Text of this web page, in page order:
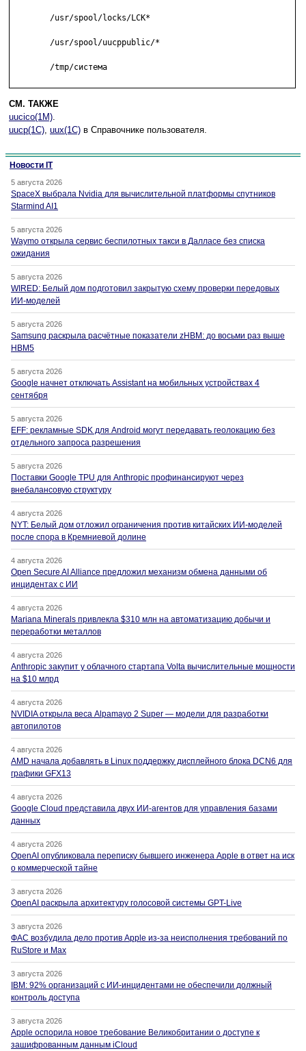
СМ. ТАКЖЕ
uucico(1M).
uucp(1C), uux(1C) в Справочнике пользователя.
Новости IT
5 августа 2026
SpaceX выбрала Nvidia для вычислительной платформы спутников
Starmind AI1
5 августа 2026
Waymo открыла сервис беспилотных такси в Далласе без списка
ожидания
5 августа 2026
WIRED: Белый дом подготовил закрытую схему проверки передовых
ИИ-моделей
5 августа 2026
Samsung раскрыла расчётные показатели zHBM: до восьми раз выше
HBM5
5 августа 2026
Google начнет отключать Assistant на мобильных устройствах 4
сентября
5 августа 2026
EFF: рекламные SDK для Android могут передавать геолокацию без
отдельного запроса разрешения
5 августа 2026
Поставки Google TPU для Anthropic профинансируют через
внебалансовую структуру
4 августа 2026
NYT: Белый дом отложил ограничения против китайских ИИ-моделей
после спора в Кремниевой долине
4 августа 2026
Open Secure AI Alliance предложил механизм обмена данными об
инцидентах с ИИ
4 августа 2026
Mariana Minerals привлекла $310 млн на автоматизацию добычи и
переработки металлов
4 августа 2026
Anthropic закупит у облачного стартапа Volta вычислительные мощности
на $10 млрд
4 августа 2026
NVIDIA открыла веса Alpamayo 2 Super — модели для разработки
автопилотов
4 августа 2026
AMD начала добавлять в Linux поддержку дисплейного блока DCN6 для
графики GFX13
4 августа 2026
Google Cloud представила двух ИИ-агентов для управления базами
данных
4 августа 2026
OpenAI опубликовала переписку бывшего инженера Apple в ответ на иск
о коммерческой тайне
3 августа 2026
OpenAI раскрыла архитектуру голосовой системы GPT-Live
3 августа 2026
ФАС возбудила дело против Apple из-за неисполнения требований по
RuStore и Max
3 августа 2026
IBM: 92% организаций с ИИ-инцидентами не обеспечили должный
контроль доступа
3 августа 2026
Apple оспорила новое требование Великобритании о доступе к
зашифрованным данным iCloud